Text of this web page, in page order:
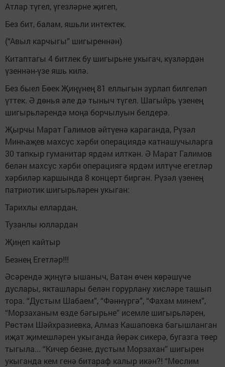
Атлар түгел, үгезләрне җигеп,
Без бит, балам, яшьли интектек.
(“Авыл карчыгы” шигыреннән)
Китаптагы 4 битлек бу шигырьне укыгач, күзләрдән
үзеннән-үзе яшь килә.
Без быел Бөек Җиңүнең 81 еллыгын зурлап билгеләп
үттек. Ә дөнья әле дә тыныч түгел. Шагыйрь үзенең
шигырьләрендә моңа борчылуын белдерә.
Җырчы Марат Галимов әйтүенә караганда, Рүзәл
Минһаҗев махсус хәрби операциядә катнашучыларга
30 тапкыр гуманитар ярдәм илткән. Ә Марат Галимов
белән махсус хәрби операциягә ярдәм илтүче егетләр
хәрбиләр каршында 8 концерт биргән. Рүзәл үзенең
патриотик шигырьләрен укыган:
Тарихлы еллардан,
Тузанлы юллардан
Җиңеп кайтыр
Безнең Егетләр!!!
Әсәрендә җиңүгә ышаныч, Ватан өчен көрәшүче
дуслары, якташлары белән горурлану хисләре ташып
тора. “Дустым Шабаем”, “Фәннүргә”, “Фахам минем”,
“Морзаханым өзде бәгырьне” исемле шигырьләрен,
Рөстәм Шәйхразиевка, Алмаз Кашаповка багышланган
иҗат җимешләрен укыганда йөрәк сикерә, бугазга төер
тыгыла... “Кичер безне, дустым Морзахан” шигырен
укыганда кем генә битараф калыр икән?! “Мөслим